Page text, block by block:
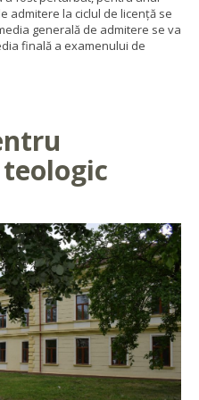
admitere la ciclul de licență se
generală de admitere se va
finală a examenului de